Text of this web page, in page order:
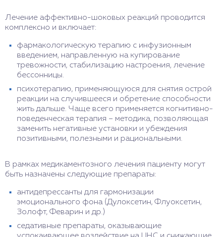
Лечение аффективно-шоковых реакций проводится
комплексно и включает:
фармакологическую терапию с инфузионным
введением, направленную на купирование
тревожности, стабилизацию настроения, лечение
бессонницы.
психотерапию, применяющуюся для снятия острой
реакции на случившееся и обретение способности
жить дальше. Чаще всего применяется когнитивно-
поведенческая терапия – методика, позволяющая
заменить негативные установки и убеждения
позитивными, полезными и рациональными.
В рамках медикаментозного лечения пациенту могут
быть назначены следующие препараты:
антидепрессанты для гармонизации
эмоционального фона (Дулоксетин, Флуоксетин,
Золофт, Феварин и др.)
седативные препараты, оказывающие